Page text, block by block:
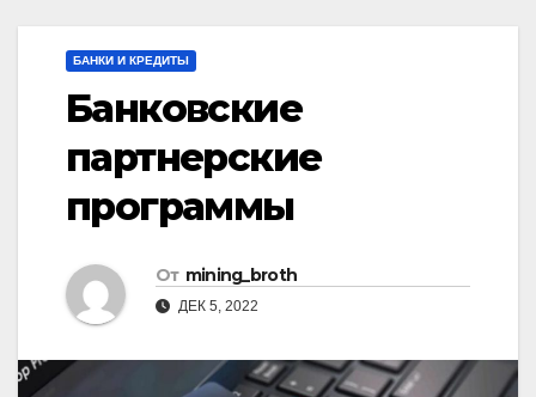
БАНКИ И КРЕДИТЫ
Банковские
партнерские
программы
От mining_broth
ДЕК 5, 2022